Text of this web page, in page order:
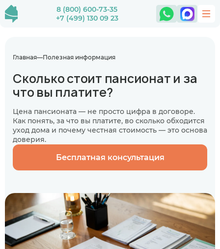
8 (800) 600-73-35
+7 (499) 130 09 23
Главная Полезная информация
Сколько стоит пансионат и за
что вы платите?
Цена пансионата — не просто цифра в договоре.
Как понять, за что вы платите, во сколько обходится
уход дома и почему честная стоимость — это основа
доверия.
Бесплатная консультация